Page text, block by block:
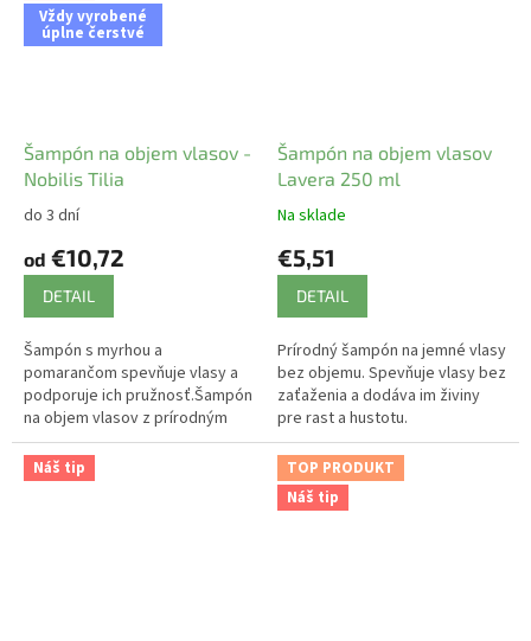
Vždy vyrobené
úplne čerstvé
Šampón na objem vlasov -
Nobilis Tilia
do 3 dní
od €10,72
DETAIL
Šampón s myrhou a
pomarančom spevňuje vlasy a
podporuje ich pružnosť.Šampón
na objem vlasov z prírodným
zložením.
Šampón na objem vlasov
Lavera 250 ml
Na sklade
€5,51
DETAIL
Prírodný šampón na jemné vlasy
bez objemu. Spevňuje vlasy bez
zaťaženia a dodáva im živiny
pre rast a hustotu.
Náš tip
TOP PRODUKT
Náš tip